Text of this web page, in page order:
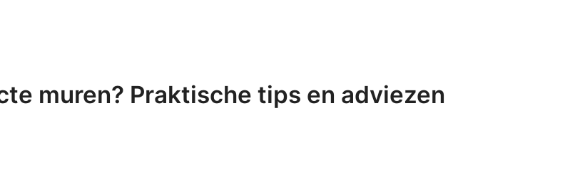
muren? Praktische tips en adviezen